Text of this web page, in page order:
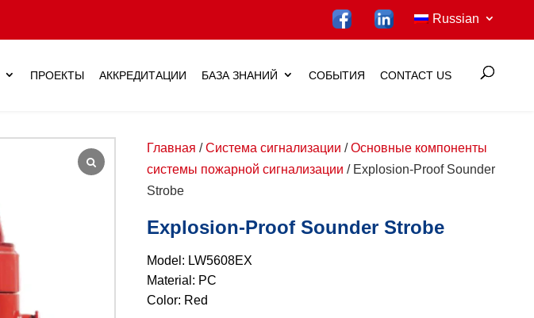
Russian
ПРОЕКТЫ АККРЕДИТАЦИИ БАЗА ЗНАНИЙ СОБЫТИЯ CONTACT US
Главная /Система сигнализации /Основные компоненты
системы пожарной сигнализации / Explosion-Proof Sounder
Strobe
Explosion-Proof Sounder Strobe
Model: LW5608EX
Material: PC
Color: Red